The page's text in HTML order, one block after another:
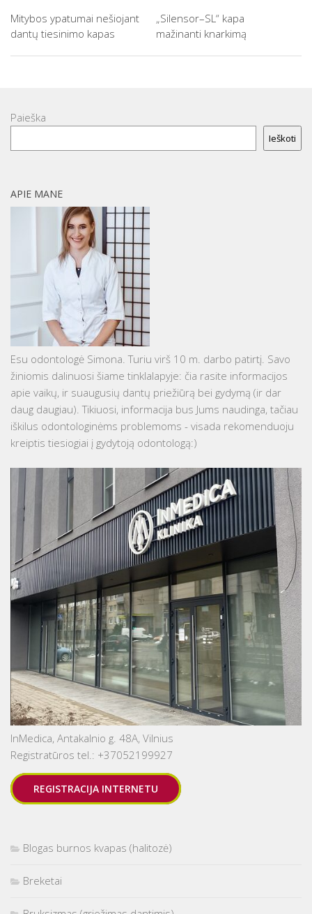
Mitybos ypatumai nešiojant
dantų tiesinimo kapas
„Silensor–SL“ kapa
mažinanti knarkimą
Paieška
Ieškoti
APIE MANE
Esu odontologė Simona. Turiu virš 10 m. darbo patirtį. Savo
žiniomis dalinuosi šiame tinklalapyje: čia rasite informacijos
apie vaikų, ir suaugusių dantų priežiūrą bei gydymą (ir dar
daug daugiau). Tikiuosi, informacija bus Jums naudinga, tačiau
iškilus odontologinėms problemoms - visada rekomenduoju
kreiptis tiesiogiai į gydytoją odontologą:)
InMedica, Antakalnio g. 48A, Vilnius
Registratūros tel.: +37052199927
REGISTRACIJA INTERNETU
Blogas burnos kvapas (halitozė)
Breketai